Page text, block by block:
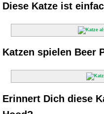
Diese Katze ist
Katzen spielen Beer
Erinnert Dich diese